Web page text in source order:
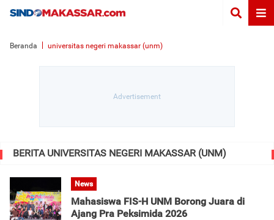
Beranda universitas negeri makassar (unm)
BERITA UNIVERSITAS NEGERI MAKASSAR (UNM)
News
Mahasiswa FIS-H UNM Borong Juara di
Ajang Pra Peksimida 2026